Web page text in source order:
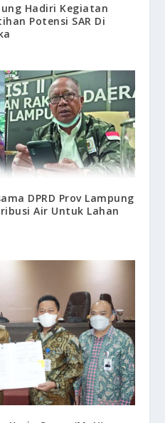
Hadiri Kegiatan
Potensi SAR Di
DPRD Prov Lampung
Air Untuk Lahan